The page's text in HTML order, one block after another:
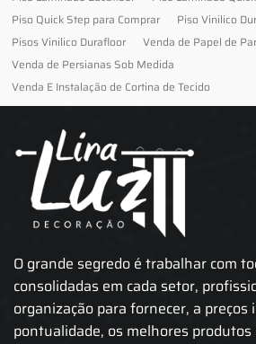
Piso Quick Step para Comprar
Piso Vinilico
Pisos Vinilico Durafloor
Venda de Papel de
Venda de Persianas Sob Medida
Venda E Instalação de Cortina de Tecido
O grande segredo é trabalhar com
consolidadas em cada setor,
organização para fornecer, a preços
pontualidade, os melhores produtos